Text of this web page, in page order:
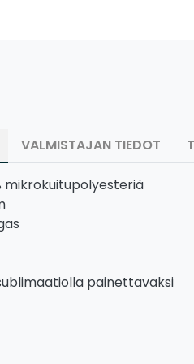
VALMISTAJAN TIEDOT
mikrokuitupolyesteriä
painettavaksi